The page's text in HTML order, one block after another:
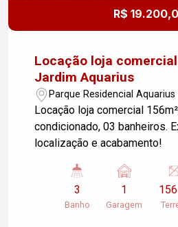
R$
Locação loja comercial
Jardim Aquarius
Parque Residencial
Campos/SP
Locação loja comercial
condicionado, 03 banheiros.
localização e acabamento!
3
Banho
1
Garagem